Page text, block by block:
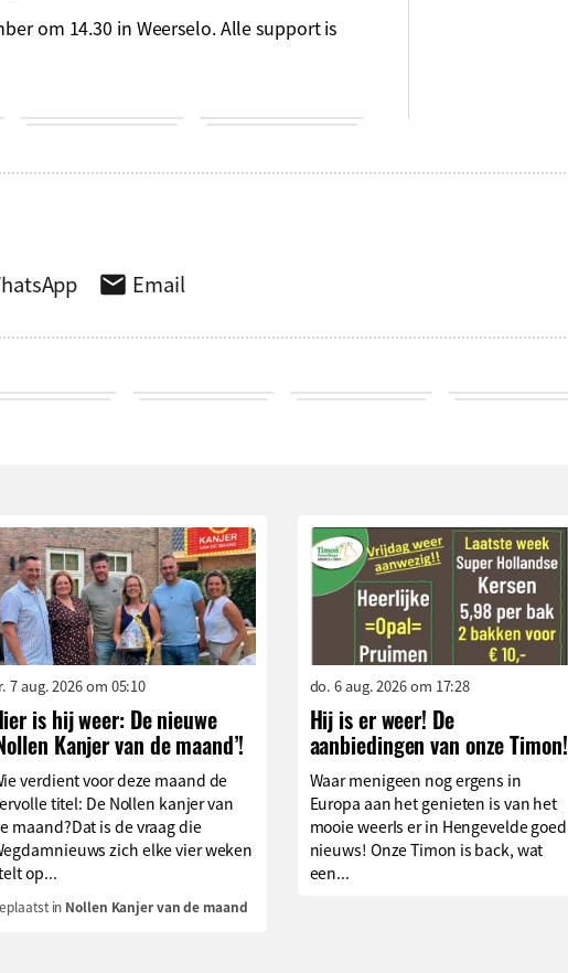
om 14.30 in Weerselo. Alle support is
Email
7 aug. 2026 om 05:10
is hij weer: De nieuwe
Kanjer van de maand’!
verdient voor deze maand de
titel: De Nollen kanjer van
maand?Dat is de vraag die
zich elke vier weken
op...
in Nollen Kanjer van de maand
do. 6 aug. 2026 om 17:28
Hij is er weer! De
aanbiedingen van onze Timon!
Waar menigeen nog ergens in
Europa aan het genieten is van het
mooie weerIs er in Hengevelde goed
nieuws! Onze Timon is back, wat
een...